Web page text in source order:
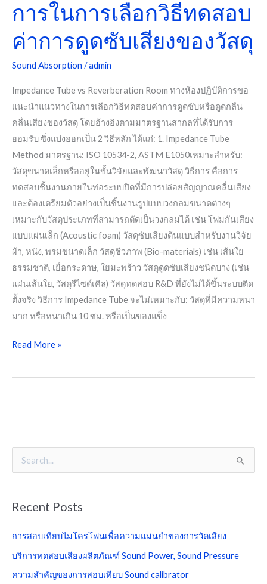
การในการเลือกวิธีทดสอบ
ค่าการดูดซับเสียงของวัสดุ
Sound Absorption /admin
Impedance Tube vs Reverberation Room ทางห้องปฏิบัติการขอ
แนะนำแนวทางในการเลือกวิธีทดสอบค่าการดูดซับหรือดูดกลืน
คลื่นเสียงของวัสดุ โดยอ้างอิงตามมาตรฐานสากลที่ได้รับการ
ยอมรับ ซึ่งแบ่งออกเป็น 2 วิธีหลัก ได้แก่: 1. Impedance Tube
Method มาตรฐาน: ISO 10534-2, ASTM E1050เหมาะสำหรับ:
วัสดุขนาดเล็กหรืออยู่ในขั้นวิจัยและพัฒนาวัสดุ วิธีการ คือการ
ทดสอบชิ้นงานภายในท่อระบบปิดที่มีการปล่อยสัญญาณคลื่นเสียง
และต้องเตรียมตัวอย่างเป็นชิ้นงานรูปแบบวงกลมขนาดต่างๆ
เหมาะกับวัสดุประเภทที่สามารถตัดเป็นวงกลมได้ เช่น โฟมกันเสียง
แบบแผ่นเล็ก (Acoustic foam) วัสดุซับเสียงต้นแบบสำหรับงานวิจัย
ผ้า, หนัง, พรมขนาดเล็ก วัสดุชีวภาพ (Bio-materials) เช่น เส้นใย
ธรรมชาติ, เยื่อกระดาษ, ใยมะพร้าว วัสดุดูดซับเสียงชนิดบาง (เช่น
แผ่นเส้นใย, วัสดุรีไซด์เคิล) วัสดุทดสอบ R&D ที่ยังไม่ได้ขึ้นระบบติด
ตั้งจริง วิธีการ Impedance Tube จะไม่เหมาะกับ: วัสดุที่มีความหนา
มาก หรือหนาเกิน 10 ซม. หรือเป็นของแข็ง
ดูด
เสียง
Read More »
c
Recent Posts
การสอบเทียบไมโครโฟนเพื่อความแม่นยำของการวัดเสียง
บริการทดสอบเสียงผลิตภัณฑ์ Sound Power, Sound Pressure
ความสำคัญของการสอบเทียบ Sound calibrator